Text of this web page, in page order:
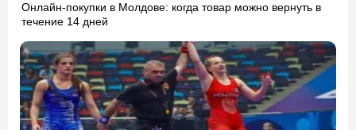
Онлайн-покупки в Молдове: когда товар можно вернуть в
течение 14 дней